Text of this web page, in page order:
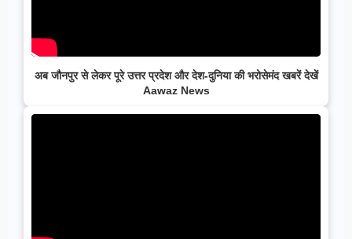
अब जौनपुर से लेकर पूरे उत्तर प्रदेश और देश-दुनिया की भरोसेमंद खबरें देखें
Aawaz News